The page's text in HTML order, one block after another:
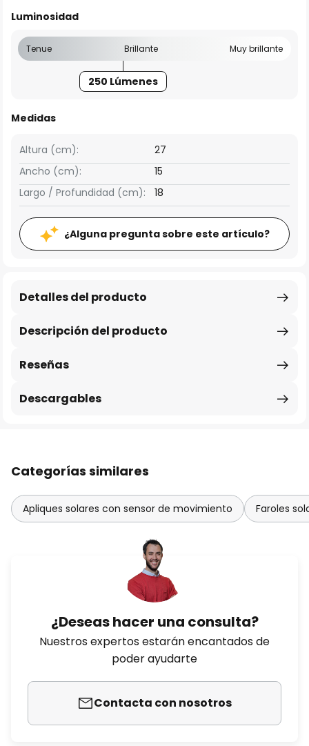
Luminosidad
Tenue Brillante Muy brillante
250 Lúmenes
Medidas
Ancho (cm): 15
Altura (cm): 27
Largo / Profundidad (cm): 18
¿Alguna pregunta sobre este artículo?
Descripción del producto
Detalles del producto
Reseñas
Descargables
Categorías similares
Apliques solares con sensor de movimiento Faroles
¿Deseas hacer una consulta?
Nuestros expertos estarán encantados de
poder ayudarte
Contacta con nosotros